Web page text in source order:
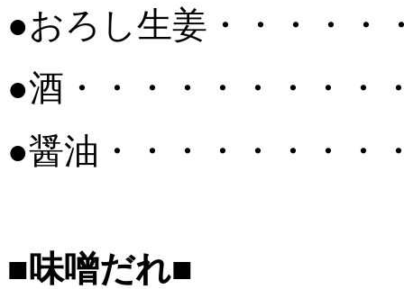
●おろし生姜・・・・・
●酒・・・・・・・・・
●醤油・・・・・・・・
■味噌だれ■